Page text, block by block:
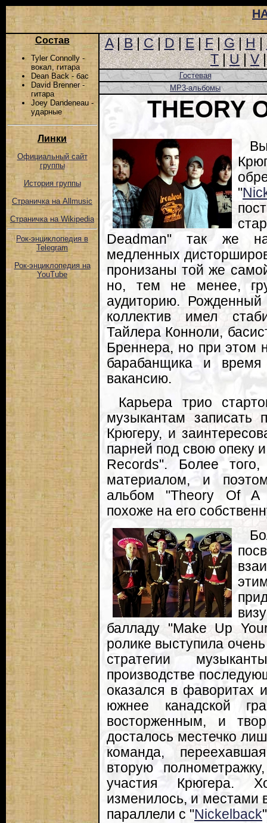
Состав
Tyler Connolly -
вокал, гитара
Dean Back - бас
David Brenner -
гитара
Joey Dandeneau -
ударные
Линки
Официальный сайт
группы
История группы
Страничка на Allmusic
Страничка на Wikipedia
Рок-энциклопедия в
Telegram
Рок-энциклопедия на
YouTube
A|B|C|D|E|F|G|H|
T|U|V
Гостевая
MP3-альбомы
THEORY
"
Deadman" так же
медленных
пронизаны той же
но, тем не менее,
аудиторию.
коллектив имел
Тайлера Конноли,
Бреннера, но при этом
барабанщика и
вакансию.
Карьера трио
музыкантам записать
Крюгеру, и
парней под свою опеку
Records". Более
материалом, и
альбом "Theory Of A
похоже на его
балладу "Make Up
ролике выступила
стратегии
производстве
оказался в фаворитах
южнее канадской
восторженным, и
досталось местечко
команда,
вторую
участия Крюгера.
изменилось, и местами
параллели с "Nickelback